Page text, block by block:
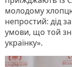
молодому
непростий: дід
умови, що той
українку».